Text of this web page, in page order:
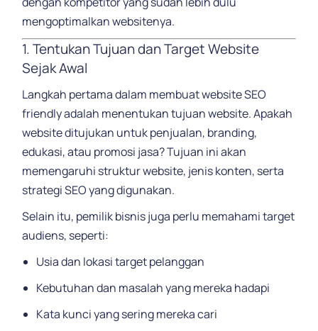
mengoptimalkan websitenya.
1. Tentukan Tujuan dan Target Website
Sejak Awal
Langkah pertama dalam membuat website SEO
friendly adalah menentukan tujuan website. Apakah
website ditujukan untuk penjualan, branding,
edukasi, atau promosi jasa? Tujuan ini akan
memengaruhi struktur website, jenis konten, serta
strategi SEO yang digunakan.
Selain itu, pemilik bisnis juga perlu memahami target
audiens, seperti:
Usia dan lokasi target pelanggan
Kebutuhan dan masalah yang mereka hadapi
Kata kunci yang sering mereka cari